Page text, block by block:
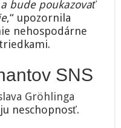
bude poukazovať
,“ upozornila
nehospodárne
SNS
Gröhlinga
neschopnosť.